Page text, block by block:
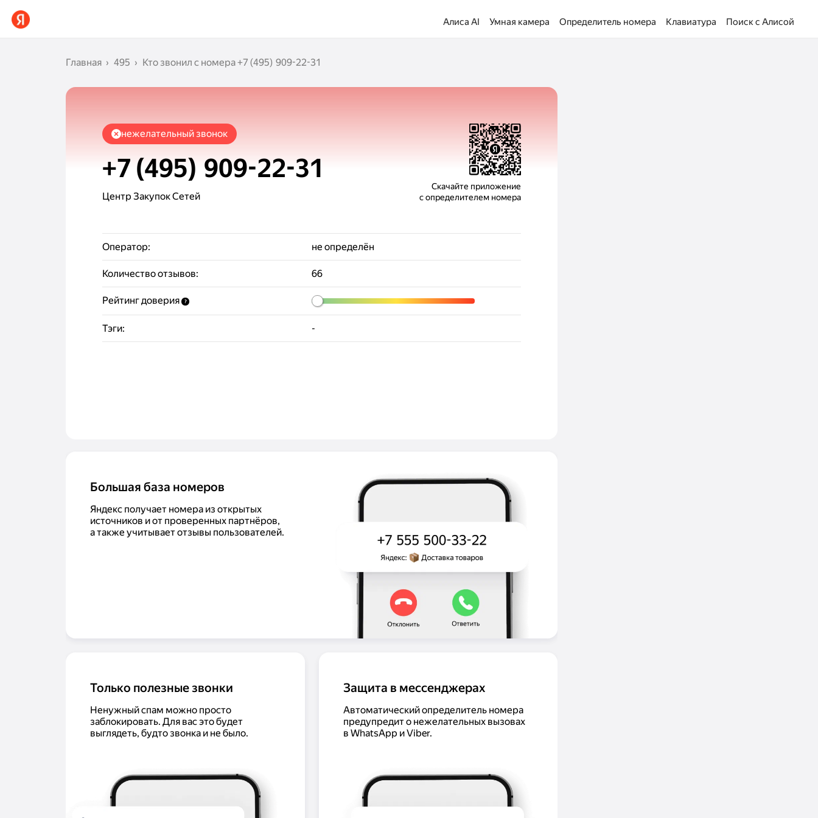
Алиса AI Умная камера Определитель номера Клавиатура Поиск с Алисой
Главная 495 Кто звонил с номера+7 (495) 909-22-31
нежелательный звонок
+7 (495) 909-22-31
Центр Закупок Сетей
Скачайте приложение
с определителем номера
Оператор: не определён
Количество отзывов: 66
Рейтинг доверия ?
Тэги: -
Большая база номеров
Яндекс получает номера из открытых
источников и от проверенных партнёров,
а также учитывает отзывы пользователей.
Только полезные звонки
Ненужный спам можно просто
заблокировать. Для вас это будет
выглядеть, будто звонка и не было.
Защита в мессенджерах
Автоматический определитель номера
предупредит о нежелательных вызовах
в WhatsApp и Viber.